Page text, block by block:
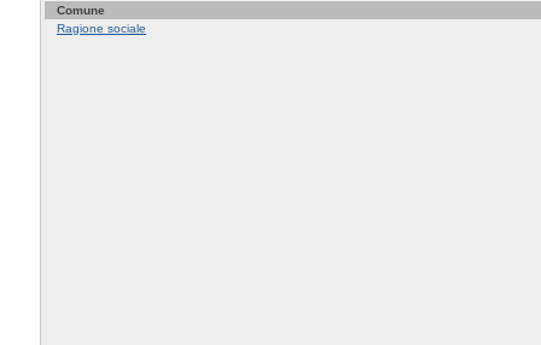
Comune
Ragione sociale